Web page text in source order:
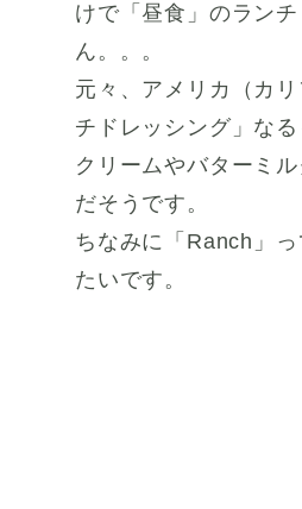
けで「昼食」のラン
ん。。。
元々、アメリカ（カ
チドレッシング」な
クリームやバターミ
だそうです。
ちなみに「Ranch」
たいです。